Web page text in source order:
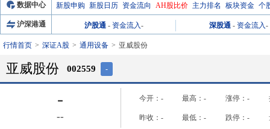
数据中心 新股申购 新股日历 资金流向 AH股比价 主力排名 板块资金 个
沪深港通 沪股通 - 资金流入- 深股通 - 资金流入-
行情首页 深证A股 通用设备 亚威股份
亚威股份 002559 -
-
--
今开： - 最高： - 涨停： -
昨收： - 最低： - 跌停： -